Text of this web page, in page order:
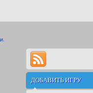
ДОБАВИТЬ ИГРУ